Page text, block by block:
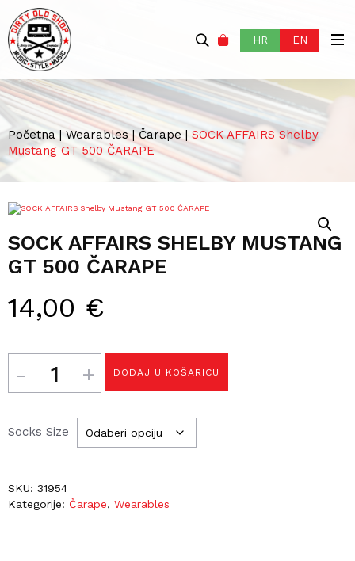
HR EN
Početna | Wearables |Čarape | SOCK AFFAIRS Shelby
Mustang GT 500 ČARAPE
SOCK AFFAIRS SHELBY MUSTANG
GT 500 ČARAPE
14,00 €
Socks Size
DODAJ U KOŠARICU
SKU: 31954
Kategorije: Čarape, Wearables